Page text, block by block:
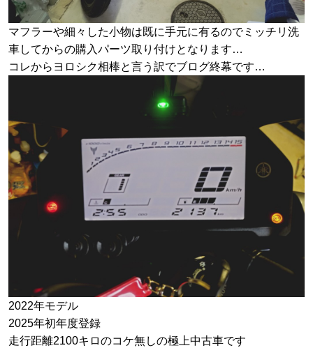
マフラーや細々した小物は既に手元に有るのでミッチリ洗
車してからの購入パーツ取り付けとなります…
コレからヨロシク相棒と言う訳でブログ終幕です…
2022年モデル
2025年初年度登録
走行距離2100キロのコケ無しの極上中古車です